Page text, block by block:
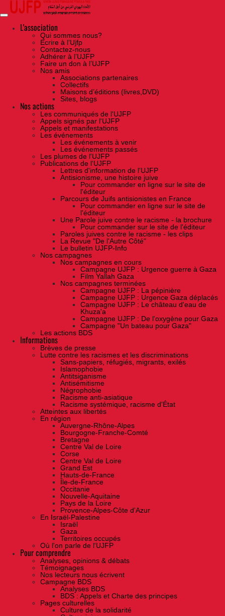
Skip
the
contentL'association
Qui sommes nous?
Ecrire à l’Ujfp
Contactez-nous
Adhérer à l’UJFP
Faire un don à l’UJFP
Nos amis
Associations partenaires
Collectifs
Maisons d’éditions (livres,DVD)
Sites, blogs
Nos actions
Les communiqués de l'UJFP
Appels signés par l'UJFP
Appels et manifestations
Les événements
Les événements à venir
Les événements passés
Les plumes de l'UJFP
Publications de l'UJFP
Lettres d'information de l'UJFP
Antisionisme, une histoire juive
Pour commander en ligne sur le site de
l'éditeur
Parcours de Juifs antisionistes en France
Pour commander en ligne sur le site de
l'éditeur
Une Parole juive contre le racisme - la brochure
Pour commander sur le site de l'éditeur
Paroles juives contre le racisme - les clips
La Revue "De l'Autre Côté"
Le bulletin UJFP-Info
Nos campagnes
Nos campagnes en cours
Campagne UJFP : Urgence guerre à Gaza
Film Yallah Gaza
Nos campagnes terminées
Campagne UJFP : La pépinière
Campagne UJFP : Urgence Gaza déplacés
Campagne UJFP : Le château d'eau de
Khuza'a
Campagne UJFP : De l'oxygène pour Gaza
Campagne "Un bateau pour Gaza"
Les actions BDS
Informations
Brèves de presse
Lutte contre les racismes et les discriminations
Sans-papiers, réfugiés, migrants, exilés
Islamophobie
Antitsiganisme
Antisémitisme
Négrophobie
Racisme anti-asiatique
Racisme systémique, racisme d'État
Atteintes aux libertés
En région
Auvergne-Rhône-Alpes
Bourgogne-Franche-Comté
Bretagne
Centre Val de Loire
Corse
Centre Val de Loire
Grand Est
Hauts-de-France
Île-de-France
Occitanie
Nouvelle-Aquitaine
Pays de la Loire
Provence-Alpes-Côte d'Azur
En Israël-Palestine
Israël
Gaza
Territoires occupés
Où l'on parle de l'UJFP
Pour comprendre
Analyses, opinions & débats
Témoignages
Nos lecteurs nous écrivent
Campagne BDS
Analyses BDS
BDS : Appels et Charte des principes
Pages culturelles
Culture de la solidarité